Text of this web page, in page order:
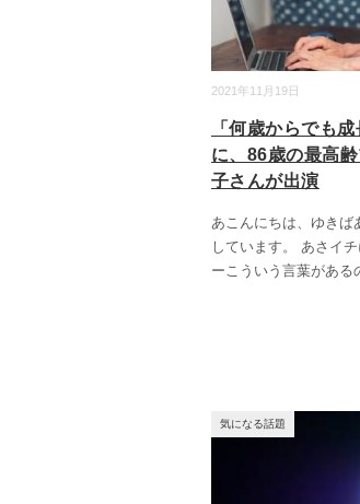
2021年11月19日
「何歳からでも
に、86歳の最高
子さんが出演
あこんにちは、ゆきば
しています。 あさイ
ーこういう言葉がある
気になる話題